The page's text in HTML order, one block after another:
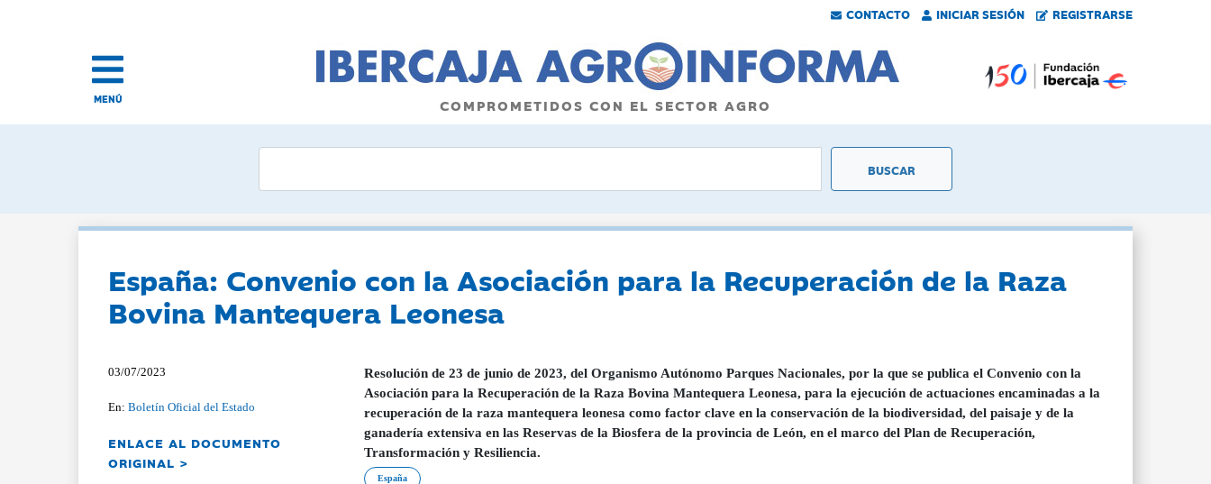
CONTACTO INICIAR SESIÓN REGISTRARSE
MENÚ COMPROMETIDOS CON EL SECTOR AGRO
España: Convenio con la Asociación para la Recuperación de la Raza
Bovina Mantequera Leonesa
03/07/2023
En:Boletín Oficial del Estado
ENLACE AL DOCUMENTO
ORIGINAL >
Resolución de 23 de junio de 2023, del Organismo Autónomo Parques Nacionales, por la que se publica el Convenio con la
Asociación para la Recuperación de la Raza Bovina Mantequera Leonesa, para la ejecución de actuaciones encaminadas a la
recuperación de la raza mantequera leonesa como factor clave en la conservación de la biodiversidad, del paisaje y de la
ganadería extensiva en las Reservas de la Biosfera de la provincia de León, en el marco del Plan de Recuperación,
Transformación y Resiliencia.
España